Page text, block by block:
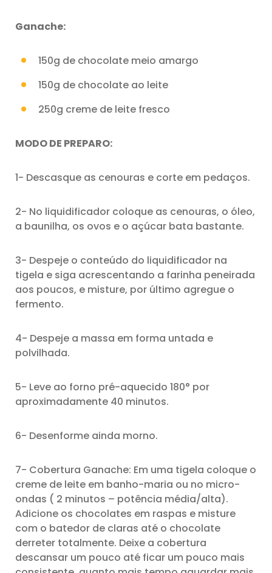
Ganache:
150g de chocolate meio amargo
150g de chocolate ao leite
250g creme de leite fresco
MODO DE PREPARO:
1- Descasque as cenouras e corte em pedaços.
2- No liquidificador coloque as cenouras, o óleo,
a baunilha, os ovos e o açúcar bata bastante.
3- Despeje o conteúdo do liquidificador na
tigela e siga acrescentando a farinha peneirada
aos poucos, e misture, por último agregue o
fermento.
4- Despeje a massa em forma untada e
polvilhada.
5- Leve ao forno pré-aquecido 180° por
aproximadamente 40 minutos.
6- Desenforme ainda morno.
7- Cobertura Ganache: Em uma tigela coloque o
creme de leite em banho-maria ou no micro-
ondas ( 2 minutos – potência média/alta).
Adicione os chocolates em raspas e misture
com o batedor de claras até o chocolate
derreter totalmente. Deixe a cobertura
descansar um pouco até ficar um pouco mais